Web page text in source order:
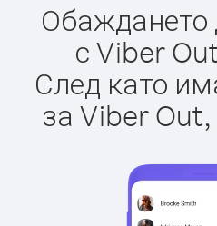
Обаждането
с Viber
След като
за Viber